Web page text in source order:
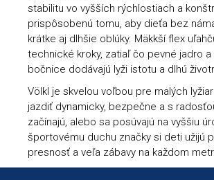
stabilitu vo vyšších rýchlostiach a
prispôsobenú tomu, aby dieťa bez
krátke aj dlhšie oblúky. Mäkkší flex
technické kroky, zatiaľ čo pevné jadro
bočnice dodávajú lyži istotu a dlhú
Völkl je skvelou voľbou pre malých
jazdiť dynamicky, bezpečne a s
začínajú, alebo sa posúvajú na vyššiu
športovému duchu značky si deti užijú
presnosť a veľa zábavy na každom